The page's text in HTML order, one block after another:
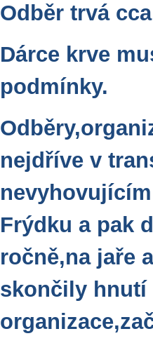
Odběr trvá
Dárce krve
podmínky.
nejdříve v
Frýdku a pak
ročně,na jaře
skončily hnutí